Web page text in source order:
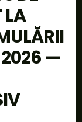
LA
2026 —